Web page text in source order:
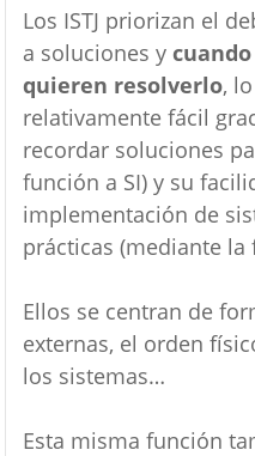
Los ISTJ priorizan el
a soluciones y
quieren resolverlo,
relativamente fácil
recordar soluciones
función a SI) y su
implementación de
prácticas (mediante la
Ellos se centran de
externas, el orden
los sistemas…
Esta misma función